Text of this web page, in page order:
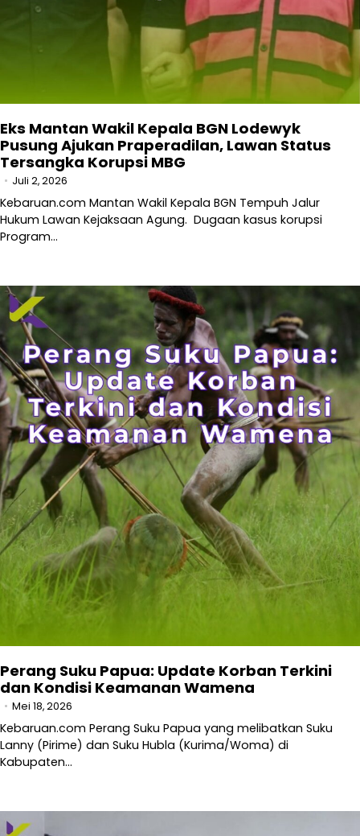
Eks Mantan Wakil Kepala BGN Lodewyk
Pusung Ajukan Praperadilan, Lawan Status
Tersangka Korupsi MBG
Juli 2, 2026
Kebaruan.com Mantan Wakil Kepala BGN Tempuh Jalur
Hukum Lawan Kejaksaan Agung. Dugaan kasus korupsi
Program…
Perang Suku Papua: Update Korban Terkini
dan Kondisi Keamanan Wamena
Mei 18, 2026
Kebaruan.com Perang Suku Papua yang melibatkan Suku
Lanny (Pirime) dan Suku Hubla (Kurima/Woma) di
Kabupaten…